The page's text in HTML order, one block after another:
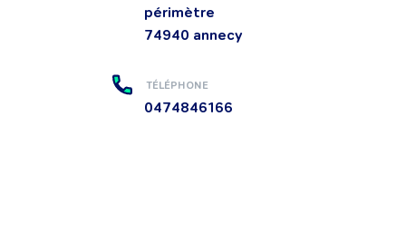
périmètre
74940 annecy
TÉLÉPHONE
0474846166